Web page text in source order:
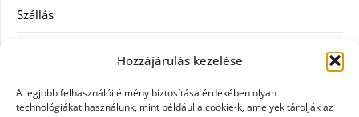
Hozzájárulás kezelése
A legjobb felhasználói élmény biztosítása érdekében olyan
technológiákat használunk, mint például a cookie-k, amelyek tárolják az
Szállás
Szellőztető